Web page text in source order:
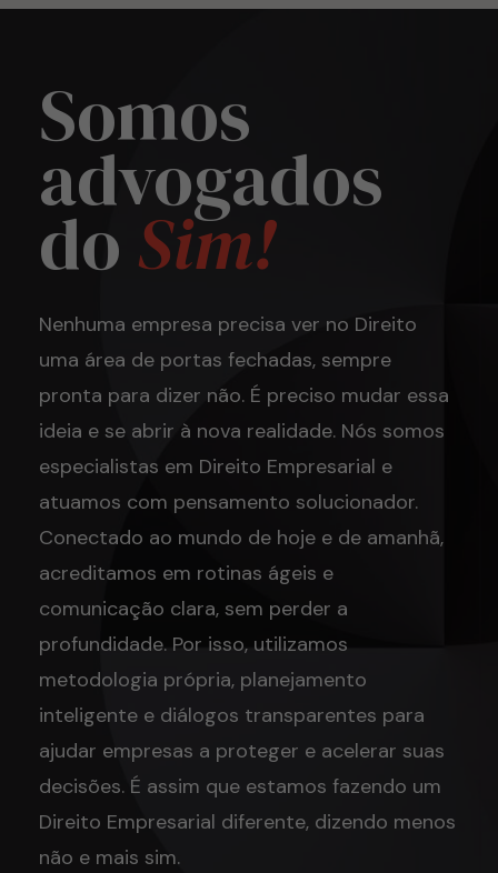
Somos
advogados
do Sim!
Nenhuma empresa precisa ver no Direito
uma área de portas fechadas, sempre
pronta para dizer não. É preciso mudar essa
ideia e se abrir à nova realidade. Nós somos
especialistas em Direito Empresarial e
atuamos com pensamento solucionador.
Conectado ao mundo de hoje e de amanhã,
acreditamos em rotinas ágeis e
comunicação clara, sem perder a
profundidade. Por isso, utilizamos
metodologia própria, planejamento
inteligente e diálogos transparentes para
ajudar empresas a proteger e acelerar suas
decisões. É assim que estamos fazendo um
Direito Empresarial diferente, dizendo menos
não e mais sim.